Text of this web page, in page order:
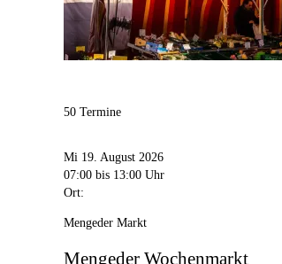
50 Termine
Mi 19. August 2026
07:00 bis 13:00 Uhr
Ort:
Mengeder Markt
Mengeder Wochenmarkt